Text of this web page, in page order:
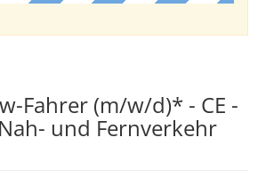
Fahrer (m/w/d)* - CE -
Nah- und Fernverkehr